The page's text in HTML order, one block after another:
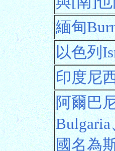
緬甸
以色列
印度尼
阿爾巴
Bulgaria
國名為